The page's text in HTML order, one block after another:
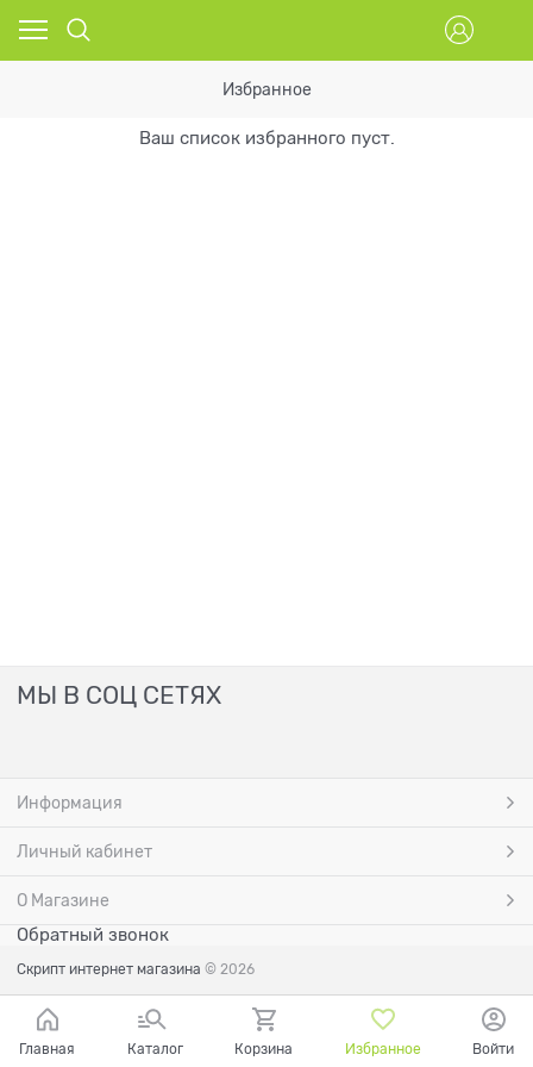
Избранное
Ваш список избранного пуст.
МЫ В СОЦ СЕТЯХ
Информация
Личный кабинет
О Магазине
Обратный звонок
Скрипт интернет магазина © 2026
Главная Каталог Корзина Избранное Войти